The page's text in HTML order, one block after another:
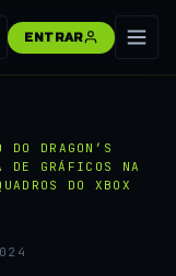
ENTRAR
DRAGON’S
DE GRÁFICOS NA
DO XBOX